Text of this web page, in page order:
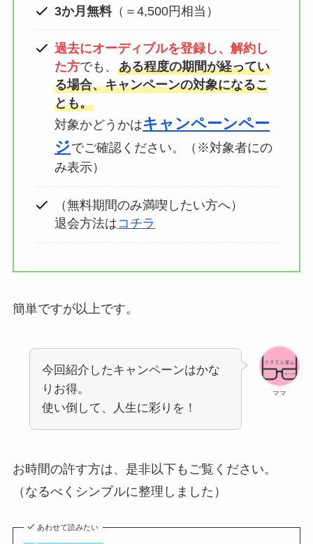
3か月無料（＝4,500円相当）
過去にオーディブルを登録し、解約し
た方でも、ある程度の期間が経ってい
る場合、キャンペーンの対象になるこ
とも。
対象かどうかはキャンペーンペー
ジでご確認ください。（※対象者にの
み表示）
（無料期間のみ満喫したい方へ）
退会方法はコチラ
簡単ですが以上です。
ママ
今回紹介したキャンペーンはかな
りお得。
使い倒して、人生に彩りを！
お時間の許す方は、是非以下もご覧ください。
（なるべくシンプルに整理しました）
あわせて読みたい